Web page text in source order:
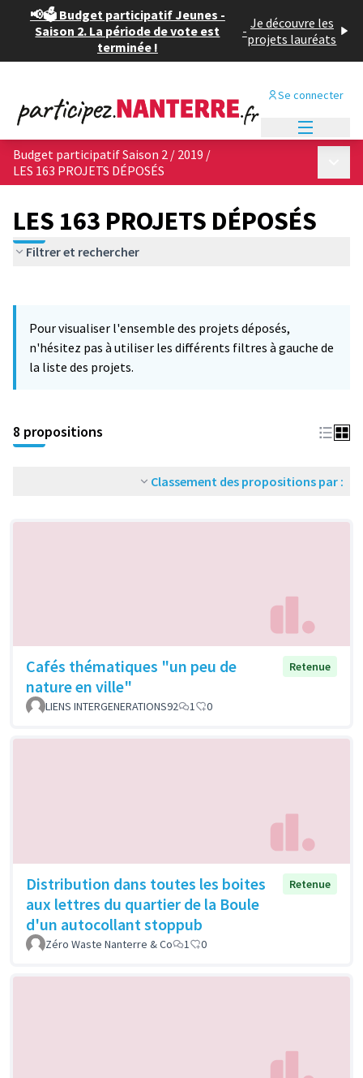
📢🗳️ Budget participatif Jeunes -
Saison 2. La période de vote est
terminée !
- Je découvre les
projets lauréats
Se connecter
Budget participatif Saison 2 / 2019 /
LES 163 PROJETS DÉPOSÉS
LES 163 PROJETS DÉPOSÉS
Filtrer et rechercher
−
Pour visualiser l'ensemble des projets déposés,
n'hésitez pas à utiliser les différents filtres à gauche de
la liste des projets.
8 propositions
Classement des propositions par :
Cafés thématiques "un peu de
nature en ville"
Retenue
LIENS INTERGENERATIONS92 1 0
Distribution dans toutes les boites
aux lettres du quartier de la Boule
d'un autocollant stoppub
Retenue
Zéro Waste Nanterre & Co 1 0